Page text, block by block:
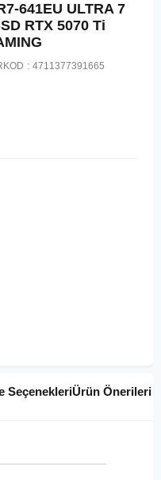
641EU ULTRA 7
RTX 5070 Ti
: 4711377391665
SeçenekleriÜrün Önerileri